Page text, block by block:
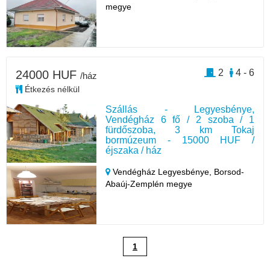
megye
Szállás - Legyesbénye,
Vendégház 6 fő / 2 szoba / 1
fürdőszoba, 3 km Tokaj
bormúzeum - 15000 HUF /
éjszaka / ház
Vendégház Legyesbénye, Borsod-
Abaúj-Zemplén megye
24000 HUF /ház
Étkezés nélkül
4 - 6
2
1